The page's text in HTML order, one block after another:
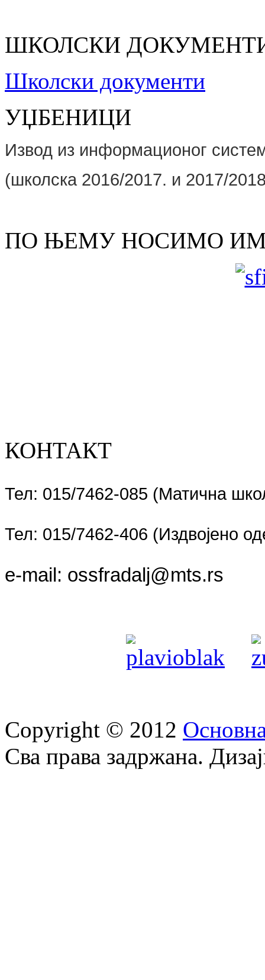
ШКОЛСКИ
Школски документи
УЏБЕНИЦИ
Извод из информационог
(школскa 2016/2017. и 2017/
ПО ЊЕМУ НОСИМО
КОНТАКТ
Тел: 015/7462-085 (Матична
Тел: 015/7462-406 (Издвојено
e-mail: ossfradalj@mts.rs
Copyright © 2012
Сва права задржана.